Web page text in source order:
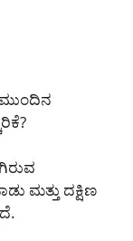
ಮುಂದಿನ
ಮತ್ತು ದಕ್ಷಿಣ